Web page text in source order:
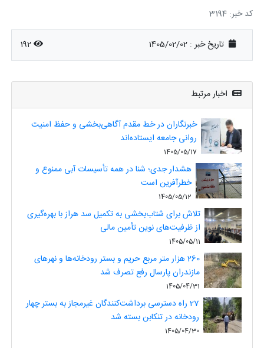
کد خبر: 3194
تاریخ خبر : 1405/02/02 192
اخبار مرتبط
خبرنگاران در خط مقدم آگاهی‌بخشی و حفظ امنیت
روانی جامعه ایستاده‌اند
1405/05/17
هشدار جدی؛ شنا در همه تأسیسات آبی ممنوع و
خطرآفرین است
1405/05/12
تلاش برای شتاب‌بخشی به تکمیل سد هراز با بهره‌گیری
از ظرفیت‌های نوین تأمین مالی
1405/05/11
260 هزار متر مربع حریم و بستر رودخانه‌ها و نهرهای
مازندران پارسال رفع تصرف شد
1405/04/31
27 راه دسترسی برداشت‌کنندگان غیرمجاز به بستر چهار
رودخانه در تنکابن بسته شد
1405/04/30